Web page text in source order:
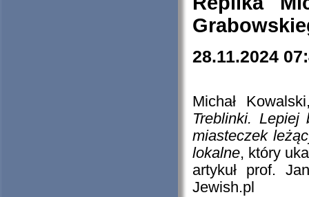
28.11.2024
Michał
Treblinki. Lepiej
miasteczek
lokalne, który
artykuł prof.
Jewish.pl